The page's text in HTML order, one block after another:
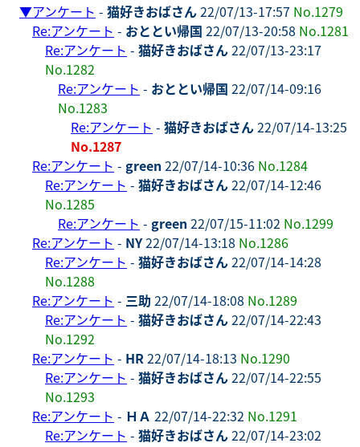
▼アンケート - 猫好きおばさん22/07/13-17:57 No.1279
Re:アンケート - おととい帰国 22/07/13-20:58 No.1281
Re:アンケート - 猫好きおばさん22/07/13-23:17
No.1282
Re:アンケート - おととい帰国 22/07/14-09:16
No.1283
Re:アンケート - 猫好きおばさん22/07/14-13:25
No.1287
Re:アンケート - green 22/07/14-10:36 No.1284
Re:アンケート - 猫好きおばさん22/07/14-12:46
No.1285
Re:アンケート - green 22/07/15-11:02 No.1299
Re:アンケート - NY22/07/14-13:18 No.1286
Re:アンケート - 猫好きおばさん22/07/14-14:28
No.1288
Re:アンケート - 三助 22/07/14-18:08 No.1289
Re:アンケート - 猫好きおばさん22/07/14-22:43
No.1292
Re:アンケート - HR22/07/14-18:13 No.1290
Re:アンケート - 猫好きおばさん22/07/14-22:55
No.1293
Re:アンケート - ＨＡ 22/07/14-22:32 No.1291
Re:アンケート - 猫好きおばさん22/07/14-23:02